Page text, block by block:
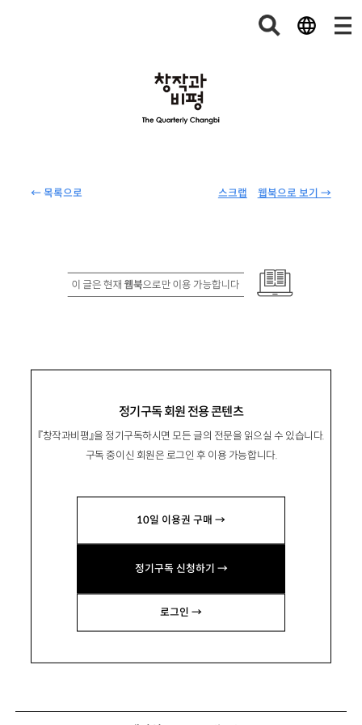
← 목록으로 웹북으로 보기 →
스크랩
정기구독 회원 전용 콘텐츠
『창작과비평』을 정기구독하시면 모든 글의 전문을 읽으실 수 있습니다.
구독 중이신 회원은 로그인 후 이용 가능합니다.
10일 이용권 구매 →
정기구독 신청하기 →
로그인 →